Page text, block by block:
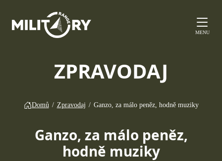
MENU
ZPRAVODAJ
Domů / Zpravodaj / Ganzo, za málo peněz, hodně muziky
Ganzo, za málo peněz,
hodně muziky